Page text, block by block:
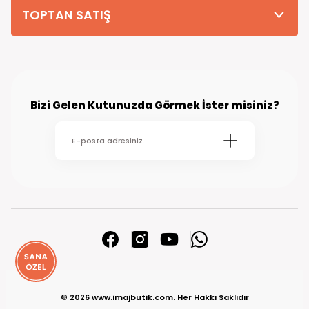
TOPTAN SATIŞ
Bizi Gelen Kutunuzda Görmek İster misiniz?
© 2026 www.imajbutik.com. Her Hakkı Saklıdır